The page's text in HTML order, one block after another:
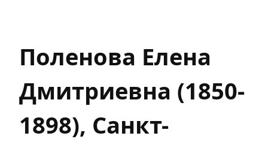
Поленова Елена
Дмитриевна (1850-
1898), Санкт-